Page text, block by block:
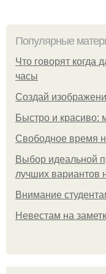
Популярные
Что говорят когда
часы
Создай
Быстро и красиво:
Свободное время
Выбор идеальной
лучших вариантов
Внимание
Невестам на